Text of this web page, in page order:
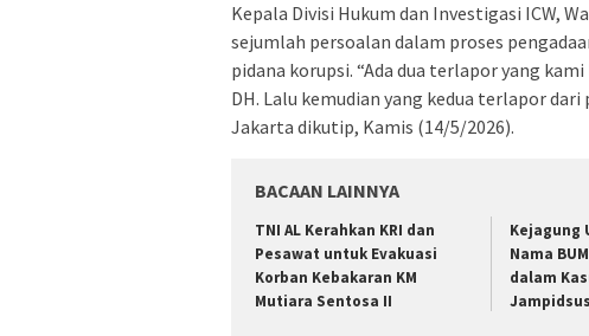
Kepala Divisi Hukum dan Investigasi ICW,
sejumlah persoalan dalam proses
pidana korupsi. “Ada dua terlapor yang
DH. Lalu kemudian yang kedua terlapor dari
Jakarta dikutip, Kamis (14/5/2026).
BACAAN LAINNYA
TNI AL Kerahkan KRI dan
Pesawat untuk Evakuasi
Korban Kebakaran KM
Mutiara Sentosa II
Kejagung
Nama
dalam
Jampidsus